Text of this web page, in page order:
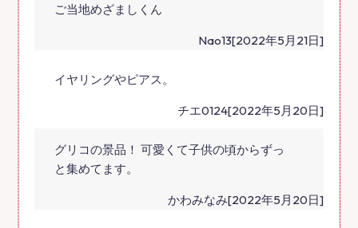
ご当地めざましくん
Nao13[2022年5月21日]
イヤリングやピアス。
チエ0124[2022年5月20日]
グリコの景品！ 可愛くて子供の頃からずっ
と集めてます。
かわみなみ[2022年5月20日]